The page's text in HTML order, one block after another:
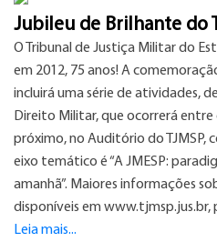
Jubileu de Brilhante do
O Tribunal de Justiça Militar do
em 2012, 75 anos! A
incluirá uma série de atividades,
Direito Militar, que ocorrerá entre
próximo, no Auditório do TJMSP,
eixo temático é “A JMESP:
amanhã”. Maiores informações
disponíveis em www.tjmsp.jus.br,
Leia mais...